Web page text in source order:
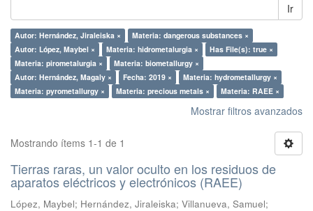
Ir
Autor: Hernández, Jiraleiska ×
Materia: dangerous substances ×
Autor: López, Maybel ×
Materia: hidrometalurgia ×
Has File(s): true ×
Materia: pirometalurgia ×
Materia: biometallurgy ×
Autor: Hernández, Magaly ×
Fecha: 2019 ×
Materia: hydrometallurgy ×
Materia: pyrometallurgy ×
Materia: precious metals × Materia: RAEE ×
Mostrar filtros avanzados
Mostrando ítems 1-1 de 1
Tierras raras, un valor oculto en los residuos de
aparatos eléctricos y electrónicos (RAEE)
López, Maybel; Hernández, Jiraleiska; Villanueva, Samuel;